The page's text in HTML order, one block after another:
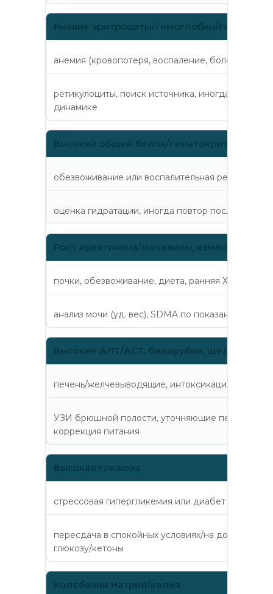
Низкие эритроциты/гемоглобин/
анемия (кровопотеря, воспаление, болезни
ретикулоциты, поиск источника, иногда анализ
динамике
Высокий общий белок/гематокрит
обезвоживание или воспалительная реакция
оценка гидратации, иногда повтор после
Рост креатинина/мочевины, изменения
почки, обезвоживание, диета, ранняя ХБП
анализ мочи (уд. вес), SDMA по показаниям, УЗИ
Высокие АЛТ/АСТ, билирубин, щелочная
печень/желчевыводящие, интоксикации,
УЗИ брюшной полости, уточняющие
коррекция питания
Высокая глюкоза
стрессовая гипергликемия или диабет
пересдача в спокойных условиях/на дому,
глюкозу/кетоны
Колебания Натрия/калия